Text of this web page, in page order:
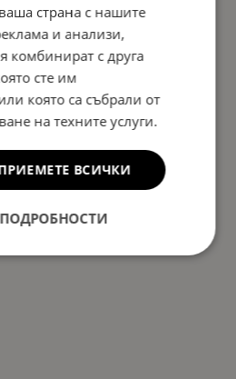
страна с нашите
и анализи,
комбинират с друга
сте им
която са събрали от
на техните услуги.
ВСИЧКИ